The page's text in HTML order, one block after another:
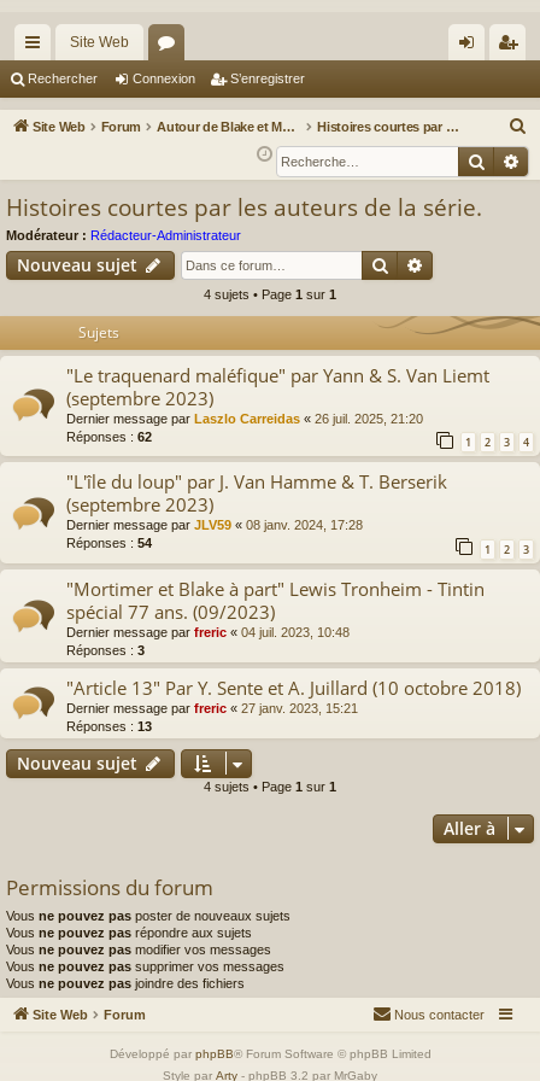
cc
ès
Site Web
or
u ne
xi
nr
eg
Rechercher Connexion S’enregistrer
Site Web Forum Autour de Blake et Mortimer : Le nouveau chapitre / Un autre regard sur Blake et Mortimer Histoires courtes par les auteurs de la série.
e
c
Histoires courtes par les auteurs de la série.
Modérateur : Rédacteur-Administrateur
Nouveau sujet Rechercher
4 sujets • Page 1 sur 1
Sujets
"Le traquenard maléfique" par Yann & S. Van Liemt
(septembre 2023)
Dernier message par Laszlo Carreidas « 26 juil. 2025, 21:20
Réponses : 62 1 2 3 4
"L'île du loup" par J. Van Hamme & T. Berserik
(septembre 2023)
Dernier message par JLV59 « 08 janv. 2024, 17:28
Réponses : 54 1 2 3
"Mortimer et Blake à part" Lewis Tronheim - Tintin
spécial 77 ans. (09/2023)
Dernier message par freric « 04 juil. 2023, 10:48
Réponses : 3
"Article 13" Par Y. Sente et A. Juillard (10 octobre 2018)
Dernier message par freric « 27 janv. 2023, 15:21
Réponses : 13
Nouveau sujet
4 sujets • Page 1 sur 1
Aller à
Permissions du forum
Vous ne pouvez pas poster de nouveaux sujets
Vous ne pouvez pas répondre aux sujets
Vous ne pouvez pas modifier vos messages
Vous ne pouvez pas supprimer vos messages
Vous ne pouvez pas joindre des fichiers
Site Web Forum Nous contacter
Développé par phpBB® Forum Software © phpBB Limited
Style par Arty - phpBB 3.2 par MrGaby